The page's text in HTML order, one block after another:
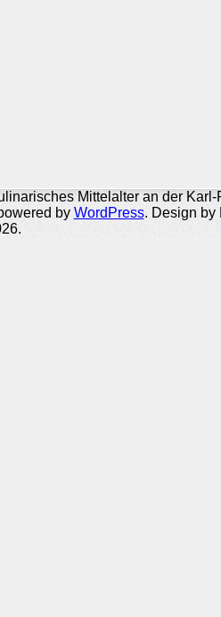
Mittelalter an der
by WordPress. Design by